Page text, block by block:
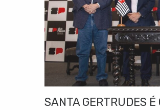
SANTA GERTRUDES